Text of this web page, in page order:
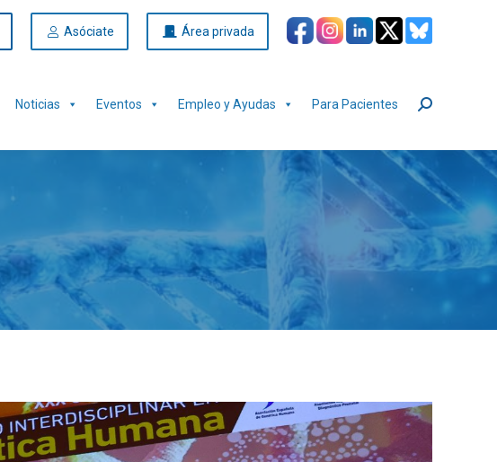
Asóciate Área privada
Noticias Eventos Empleo y Ayudas Para Pacientes Buscar: